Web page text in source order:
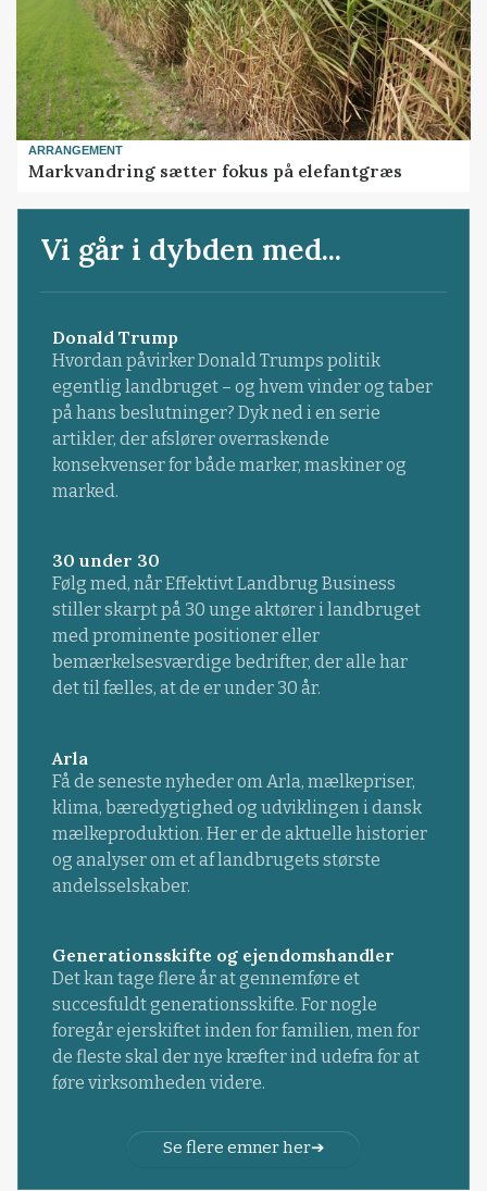
ARRANGEMENT
Markvandring sætter fokus på elefantgræs
Vi går i dybden med...
Donald Trump
Hvordan påvirker Donald Trumps politik
egentlig landbruget – og hvem vinder og taber
på hans beslutninger? Dyk ned i en serie
artikler, der afslører overraskende
konsekvenser for både marker, maskiner og
marked.
30 under 30
Følg med, når Effektivt Landbrug Business
stiller skarpt på 30 unge aktører i landbruget
med prominente positioner eller
bemærkelsesværdige bedrifter, der alle har
det til fælles, at de er under 30 år.
Arla
Få de seneste nyheder om Arla, mælkepriser,
klima, bæredygtighed og udviklingen i dansk
mælkeproduktion. Her er de aktuelle historier
og analyser om et af landbrugets største
andelsselskaber.
Generationsskifte og ejendomshandler
Det kan tage flere år at gennemføre et
succesfuldt generationsskifte. For nogle
foregår ejerskiftet inden for familien, men for
de fleste skal der nye kræfter ind udefra for at
føre virksomheden videre.
Se flere emner her